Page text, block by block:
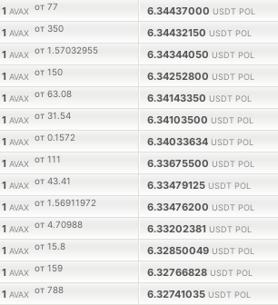
1 AVAX от 77 6.34437000 USDT POL
1 AVAX от 350 6.34432150 USDT POL
1 AVAX от 1.57032955 6.34344050 USDT POL
1 AVAX от 150 6.34252800 USDT POL
1 AVAX от 63.08 6.34143350 USDT POL
1 AVAX от 31.54 6.34103500 USDT POL
1 AVAX от 0.1572 6.34033634 USDT POL
1 AVAX от 111 6.33675500 USDT POL
1 AVAX от 43.41 6.33479125 USDT POL
1 AVAX от 1.56911972 6.33476200 USDT POL
1 AVAX от 4.70988 6.33202381 USDT POL
1 AVAX от 15.8 6.32850049 USDT POL
1 AVAX от 159 6.32766828 USDT POL
1 AVAX от 788 6.32741035 USDT POL